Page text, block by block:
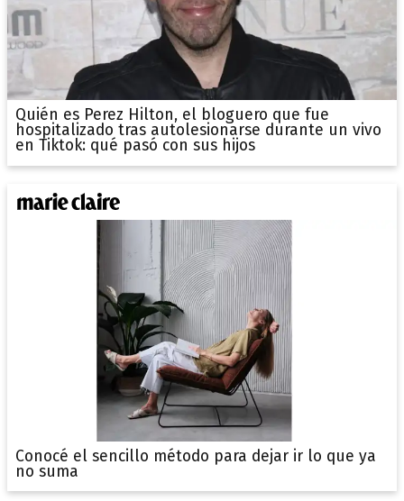
Quién es Perez Hilton, el bloguero que fue
hospitalizado tras autolesionarse durante un vivo
en Tiktok: qué pasó con sus hijos
Conocé el sencillo método para dejar ir lo que ya
no suma